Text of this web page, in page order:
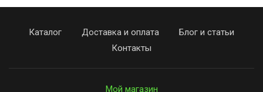
Каталог Доставка и оплата
Блог и статьи
Контакты
Мой магазин